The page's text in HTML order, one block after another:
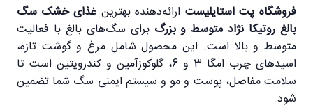
فروشگاه پت استایلیست ارائه‌دهنده بهترین غذای خشک سگ
بالغ روتیکا نژاد متوسط و بزرگ برای سگ‌های بالغ با فعالیت
متوسط و بالا است. این محصول شامل مرغ و گوشت تازه،
اسیدهای چرب امگا 3 و 6، گلوکوزآمین و کندرویتین است تا
سلامت مفاصل، پوست و مو و سیستم ایمنی سگ شما تضمین
شود.